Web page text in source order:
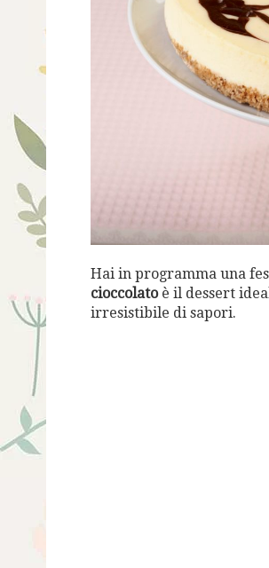
Hai in programma una
cioccolatoè il dessert
irresistibile di sapori.